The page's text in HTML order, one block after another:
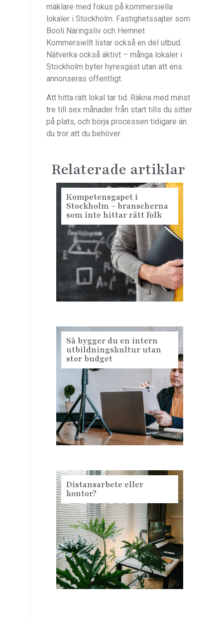
mäklare med fokus på kommersiella
lokaler i Stockholm. Fastighetssajter som
Booli Näringsliv och Hemnet
Kommersiellt listar också en del utbud.
Nätverka också aktivt – många lokaler i
Stockholm byter hyresgäst utan att ens
annonseras offentligt.
Att hitta rätt lokal tar tid. Räkna med minst
tre till sex månader från start tills du sitter
på plats, och börja processen tidigare än
du tror att du behöver.
Relaterade artiklar
Kompetensgapet i
Stockholm – branscherna
som inte hittar rätt folk
Så bygger du en intern
utbildningskultur utan
stor budget
Distansarbete eller
kontor?